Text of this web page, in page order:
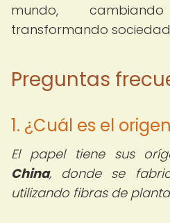
mundo,
transformando
Preguntas
1. ¿Cuál es el
El papel tiene sus
China, donde se
utilizando fibras de